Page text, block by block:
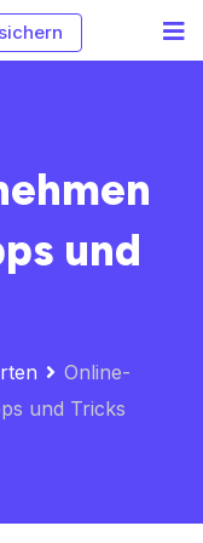
und
Online-
und Tricks